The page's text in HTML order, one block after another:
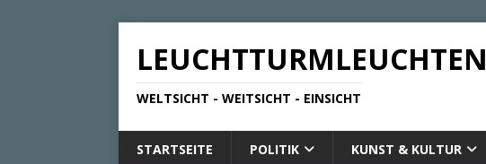
LEUCHTTURMLEUCHTEN
WELTSICHT - WEITSICHT - EINSICHT
STARTSEITE POLITIK KUNST & KULTUR